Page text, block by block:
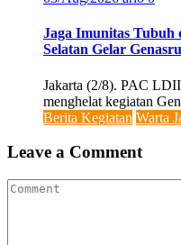
Jaga Imunitas
Selatan Gelar
Jakarta (2/8). PAC
menghelat kegiatan
Berita Kegiatan Warta
Leave a Comment